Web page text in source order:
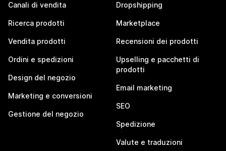
Canali di vendita
Ricerca prodotti
Vendita prodotti
Ordini e spedizioni
Design del negozio
Marketing e conversioni
Gestione del negozio
Dropshipping
Marketplace
Recensioni dei prodotti
Upselling e pacchetti di
prodotti
Email marketing
SEO
Spedizione
Valute e traduzioni